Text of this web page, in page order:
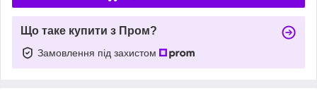
Що таке купити з Пром?
Замовлення під захистом